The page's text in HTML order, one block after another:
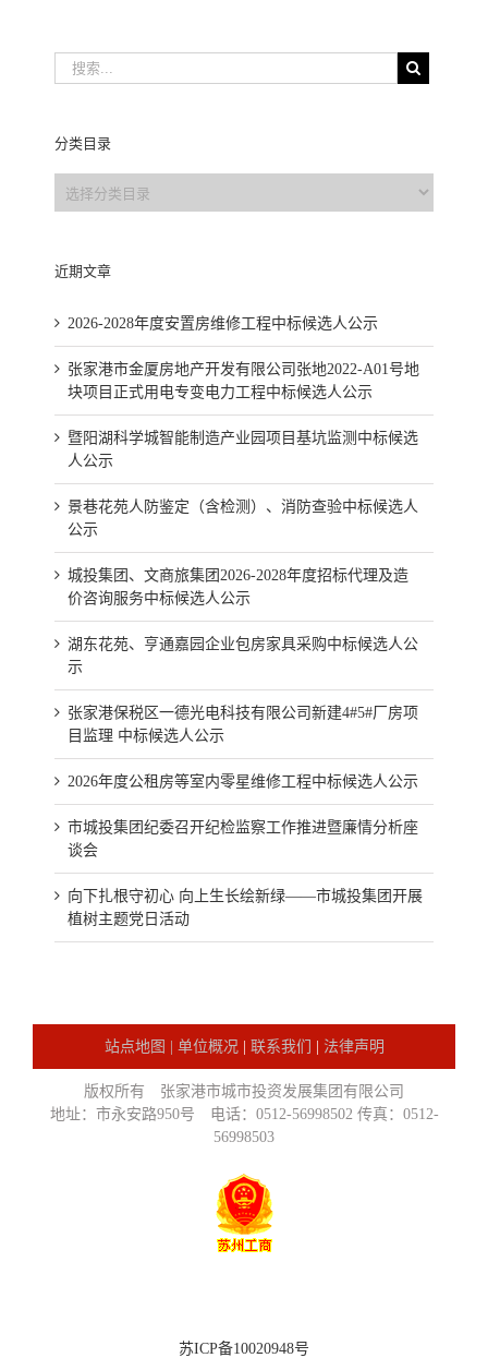
分类目录
分
近期文章
2026-2028年度安置房维修工程中标候选人公示
张家港市金厦房地产开发有限公司张地2022-A01号地
块项目正式用电专变电力工程中标候选人公示
暨阳湖科学城智能制造产业园项目基坑监测中标候选
人公示
景巷花苑人防鉴定（含检测）、消防查验中标候选人
公示
城投集团、文商旅集团2026-2028年度招标代理及造
价咨询服务中标候选人公示
湖东花苑、亨通嘉园企业包房家具采购中标候选人公
示
张家港保税区一德光电科技有限公司新建4#5#厂房项
目监理 中标候选人公示
2026年度公租房等室内零星维修工程中标候选人公示
市城投集团纪委召开纪检监察工作推进暨廉情分析座
谈会
向下扎根守初心 向上生长绘新绿——市城投集团开展
植树主题党日活动
站点地图 | 单位概况| 联系我们 法律声明
版权所有 张家港市城市投资发展集团有限公司
地址：市永安路950号 电话：0512-56998502 传真：0512-
56998503
苏ICP备10020948号